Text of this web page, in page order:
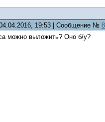
19:53 | Сообщение № 8
можно выложить? Оно б/у?